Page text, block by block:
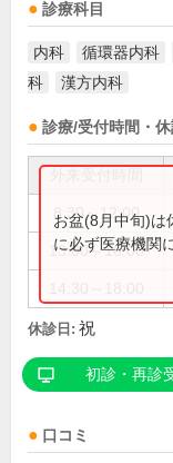
診療科目
内科 循環器内科
科
漢方内科
診療/受付時間・休
8:30～12:00
13:00～16:00
お盆(8月中旬)は
に必ず医療機関
休診日: 祝
初診・再診
口コミ